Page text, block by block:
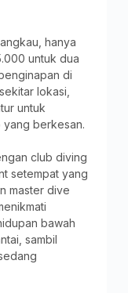
hanya
untuk dua
di
lokasi,
untuk
yang berkesan.
club diving
setempat yang
master dive
bawah
sambil